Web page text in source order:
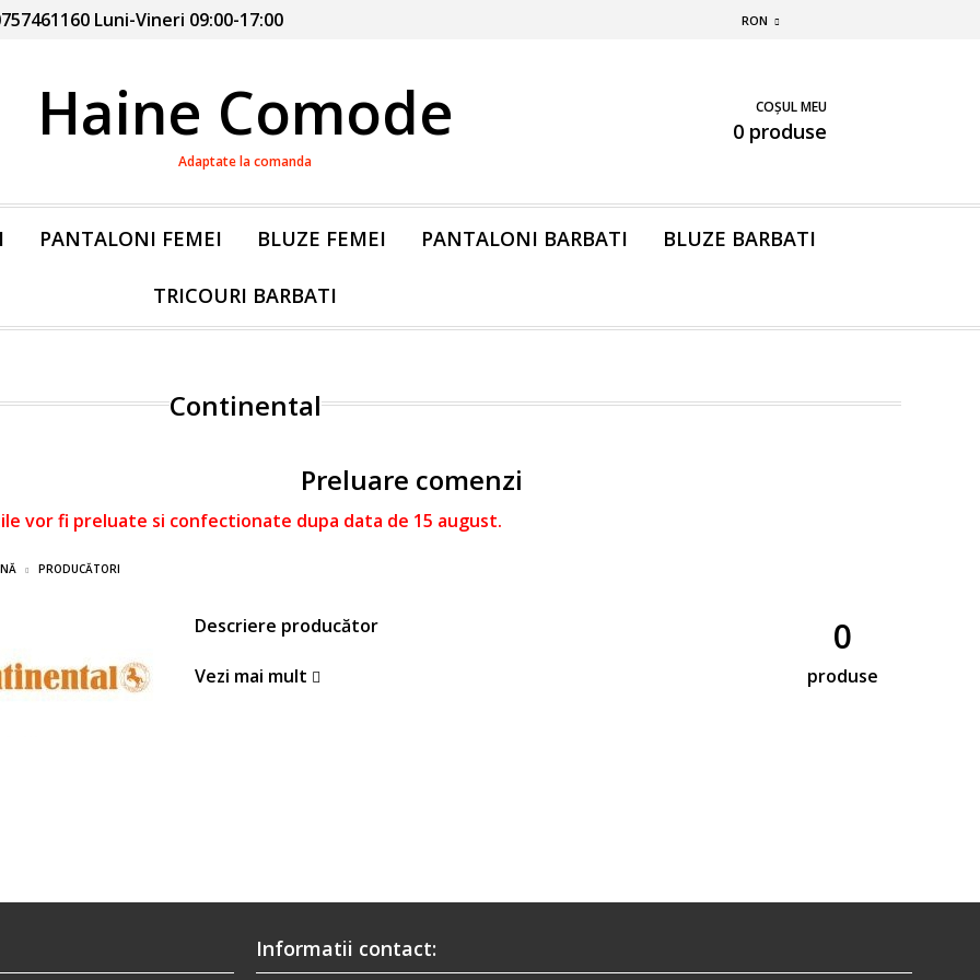
Luni-Vineri 09:00-17:00 RON
Haine Comode
Adaptate la comanda
COȘUL MEU
0 produse
PANTALONI FEMEI BLUZE FEMEI PANTALONI BARBATI BLUZE BARBATI
TRICOURI BARBATI
Preluare comenzi
vor fi preluate si confectionate dupa data de 15 august.
PRODUCĂTORI
Continental
Descriere producător
Vezi mai mult
0
produse
Informatii contact: